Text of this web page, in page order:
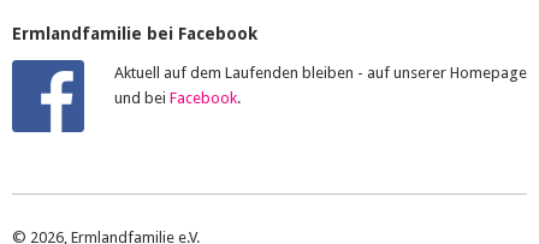
Ermlandfamilie bei Facebook
Aktuell auf dem Laufenden bleiben - auf unserer Homepage
und bei Facebook.
© 2026, Ermlandfamilie e.V.